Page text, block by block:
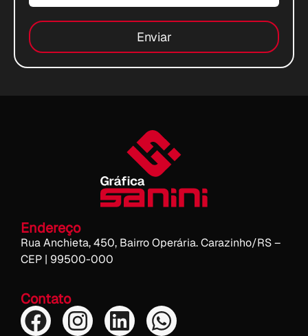
Enviar
Endereço
Rua Anchieta, 450, Bairro Operária. Carazinho/RS –
CEP | 99500-000
Contato